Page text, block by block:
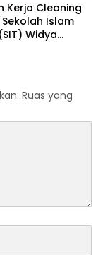
Kerja Cleaning
Sekolah Islam
Widya
Ruas yang